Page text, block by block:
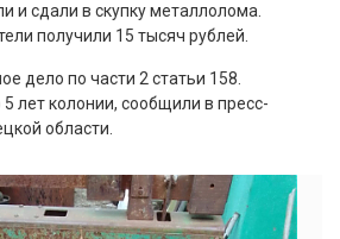
и сдали в скупку металлолома.
получили 15 тысяч рублей.
дело по части 2 статьи 158.
лет колонии, сообщили в пресс-
области.